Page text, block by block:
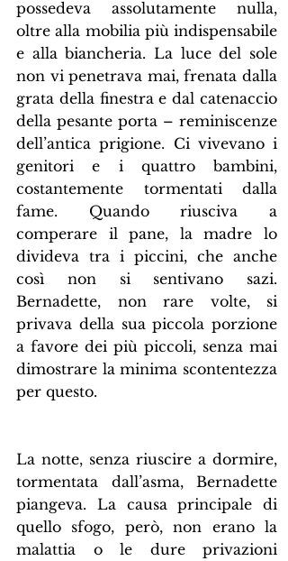
possedeva assolutamente nulla,
oltre alla mobilia più indispensabile
e alla biancheria. La luce del sole
non vi penetrava mai, frenata dalla
grata della finestra e dal catenaccio
della pesante porta – reminiscenze
dell’antica prigione. Ci vivevano i
genitori e i quattro bambini,
costantemente tormentati dalla
fame. Quando riusciva a
comperare il pane, la madre lo
divideva tra i piccini, che anche
così non si sentivano sazi.
Bernadette, non rare volte, si
privava della sua piccola porzione
a favore dei più piccoli, senza mai
dimostrare la minima scontentezza
per questo.
La notte, senza riuscire a dormire,
tormentata dall’asma, Bernadette
piangeva. La causa principale di
quello sfogo, però, non erano la
malattia o le dure privazioni